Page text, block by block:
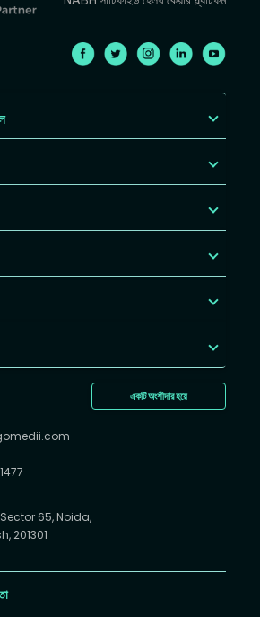
একটি অংশীদার হয়ে
65, Noida,
201301